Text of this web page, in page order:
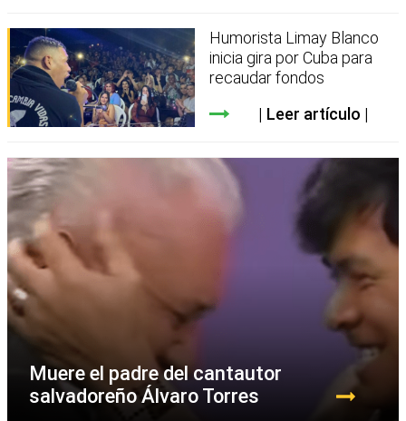
Humorista Limay Blanco
inicia gira por Cuba para
recaudar fondos
Leer artículo
Muere el padre del cantautor
salvadoreño Álvaro Torres